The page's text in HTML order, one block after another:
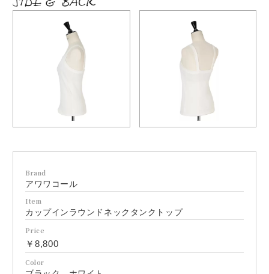
Brand
アワワコール
Item
カップインラウンドネックタンクトップ
Price
￥8,800
Color